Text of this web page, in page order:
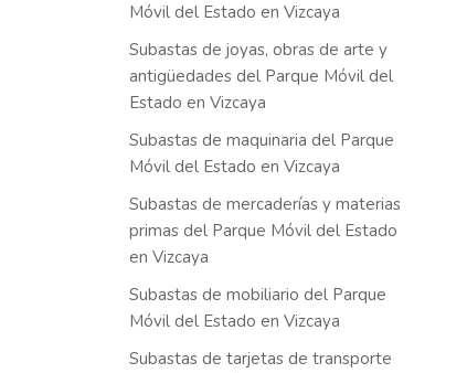
Móvil del Estado en Vizcaya
Subastas de joyas, obras de arte y
antigüedades del Parque Móvil del
Estado en Vizcaya
Subastas de maquinaria del Parque
Móvil del Estado en Vizcaya
Subastas de mercaderías y materias
primas del Parque Móvil del Estado
en Vizcaya
Subastas de mobiliario del Parque
Móvil del Estado en Vizcaya
Subastas de tarjetas de transporte